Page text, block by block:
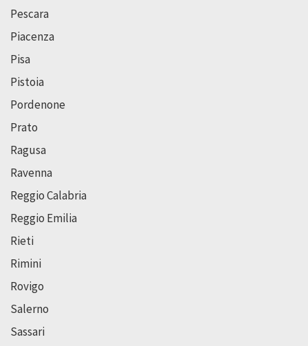
Pescara
Piacenza
Pisa
Pistoia
Pordenone
Prato
Ragusa
Ravenna
Reggio Calabria
Reggio Emilia
Rieti
Rimini
Rovigo
Salerno
Sassari